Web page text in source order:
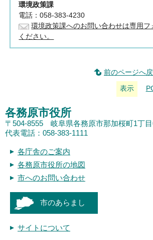
環境政策課
電話：058-383-4230
環境政策課へのお問い合わせは専用フ
ください。
前のページへ
表示
各務原市役所
〒504-8555 岐阜県各務原市那加桜町1丁
代表電話：058-383-1111
各庁舎のご案内
各務原市役所の地図
市へのお問い合わせ
市のあらまし
サイトについて